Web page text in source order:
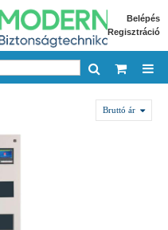
Belépés
Regisztráció
Bruttó ár